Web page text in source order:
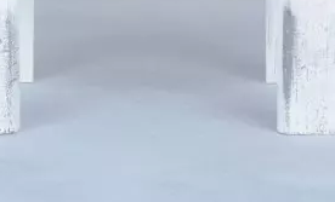
Nice, 50% Вовна 50% Акрил,
100г
↘ Sock Tender, 80% меринос
superwash 20% нейлон
↘ Sock, 75% Меринос 25% Нейлон,
100г